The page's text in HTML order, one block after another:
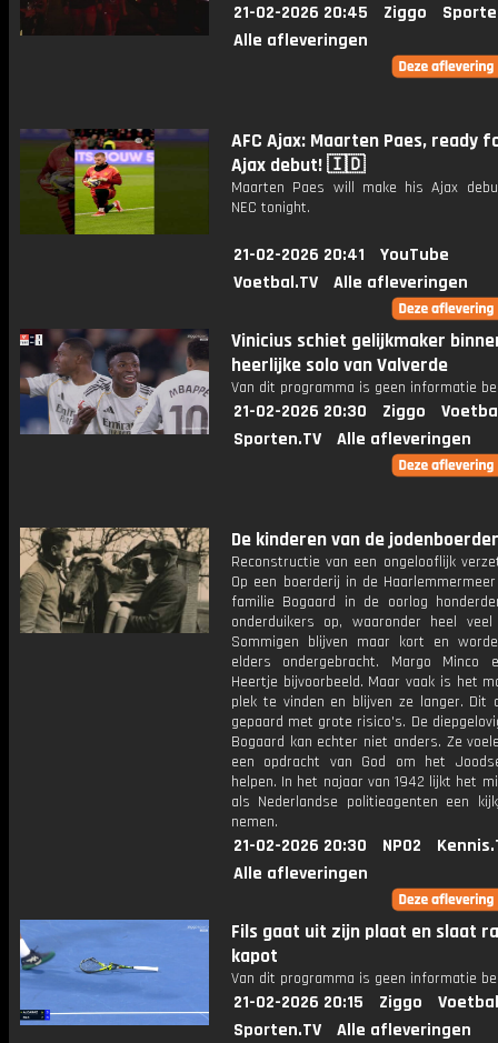
21-02-2026 20:45 Ziggo
Alle afleveringen
AFC Ajax: Maarten Paes, ready
Ajax debut! 🇮🇩
Maarten Paes will make his Ajax
NEC tonight.
21-02-2026 20:41
YouTube
Voetbal.TV
Alle afleveringen
Vinicius schiet gelijkmaker
heerlijke solo van Valverde
Van dit programma is geen informatie
21-02-2026 20:30 Ziggo
Sporten.TV
Alle afleveringen
De kinderen van de
Reconstructie van een ongelooflijk
Op een boerderij in de
familie Bogaard in de oorlog
onderduikers op, waaronder heel veel
Sommigen blijven maar kort en
elders ondergebracht. Margo Minco
Heertje bijvoorbeeld. Maar vaak is het
plek te vinden en blijven ze langer. Dit
gepaard met grote risico's. De
Bogaard kan echter niet anders. Ze
een opdracht van God om het
helpen. In het najaar van 1942 lijkt het
als Nederlandse politieagenten een
nemen.
21-02-2026 20:30 NPO2
Alle afleveringen
Fils gaat uit zijn plaat en slaat
kapot
Van dit programma is geen informatie
21-02-2026 20:15 Ziggo
Sporten.TV
Alle afleveringen